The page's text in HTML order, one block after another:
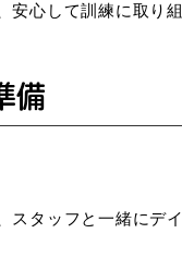
心して訓練に取り
備
タッフと一緒にデ